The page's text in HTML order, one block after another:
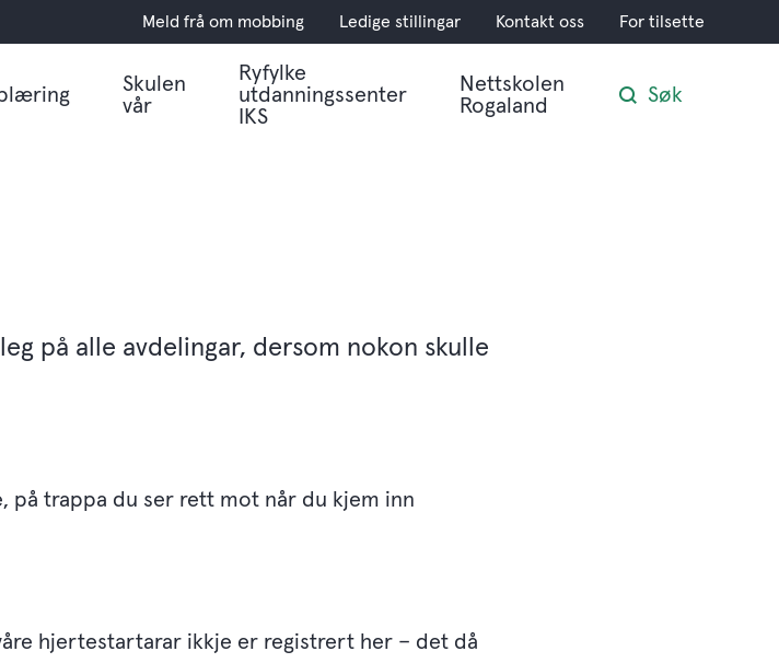
Meld frå om mobbing Ledige stillingar Kontakt oss For tilsette
Skulen
vår
Ryfylke
utdanningssenter
IKS
Nettskolen
Rogaland
Søk
på alle avdelingar, dersom nokon skulle
på trappa du ser rett mot når du kjem inn
hjertestartarar ikkje er registrert her – det då